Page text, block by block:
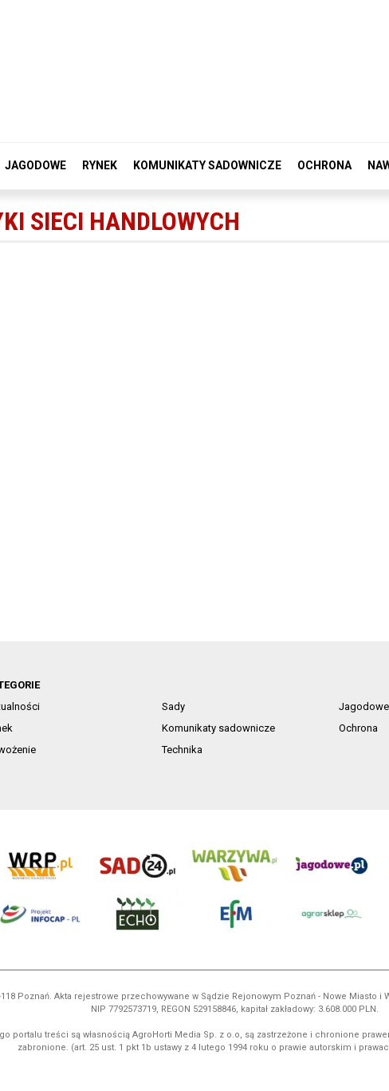
JAGODOWE RYNEK KOMUNIKATY SADOWNICZE OCHRONA
SIECI HANDLOWYCH
Sady
Jagodowe
Komunikaty sadownicze
Ochrona
Technika
Poznań. Akta rejestrowe przechowywane w Sądzie Rejonowym Poznań - Nowe Miasto i
NIP 7792573719, REGON 529158846, kapitał zakładowy: 3.608.000 PLN.
portalu treści są własnością AgroHorti Media Sp. z o.o, są zastrzeżone i chronione
zabronione. (art. 25 ust. 1 pkt 1b ustawy z 4 lutego 1994 roku o prawie autorskim i